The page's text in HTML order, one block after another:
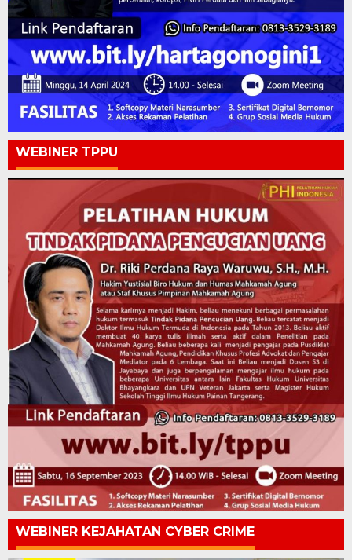
WEBINER TPPU
WEBINER KEJAHATAN CYBER CRIME